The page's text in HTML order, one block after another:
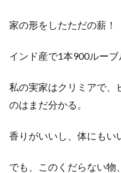
家の形をしたただの薪！
インド産で1本900ルー
私の実家はクリミアで、
のはまだ分かる。
香りがいいし、体にもい
でも、このくだらない物